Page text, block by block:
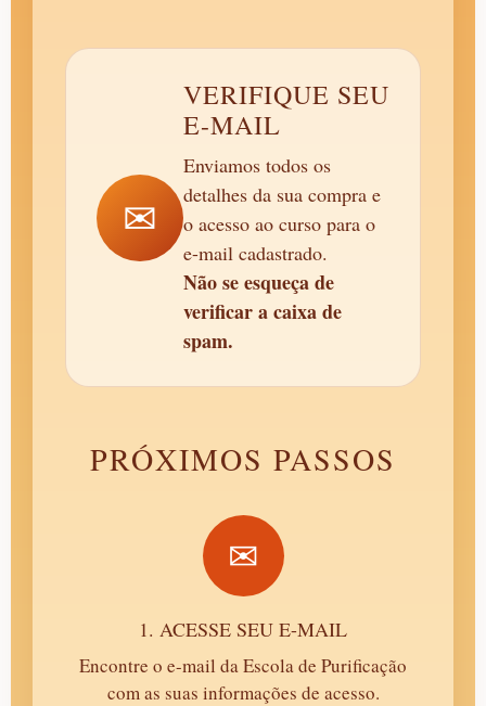
✉
VERIFIQUE SEU
E-MAIL
Enviamos todos os
detalhes da sua compra e
o acesso ao curso para o
e-mail cadastrado.
Não se esqueça de
verificar a caixa de
spam.
PRÓXIMOS PASSOS
✉
1. ACESSE SEU E-MAIL
Encontre o e-mail da Escola de Purificação
com as suas informações de acesso.